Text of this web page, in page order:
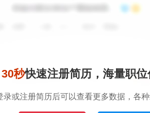
30秒快速注册简历，海量职位
录或注册简历后可以查看更多数据，各种